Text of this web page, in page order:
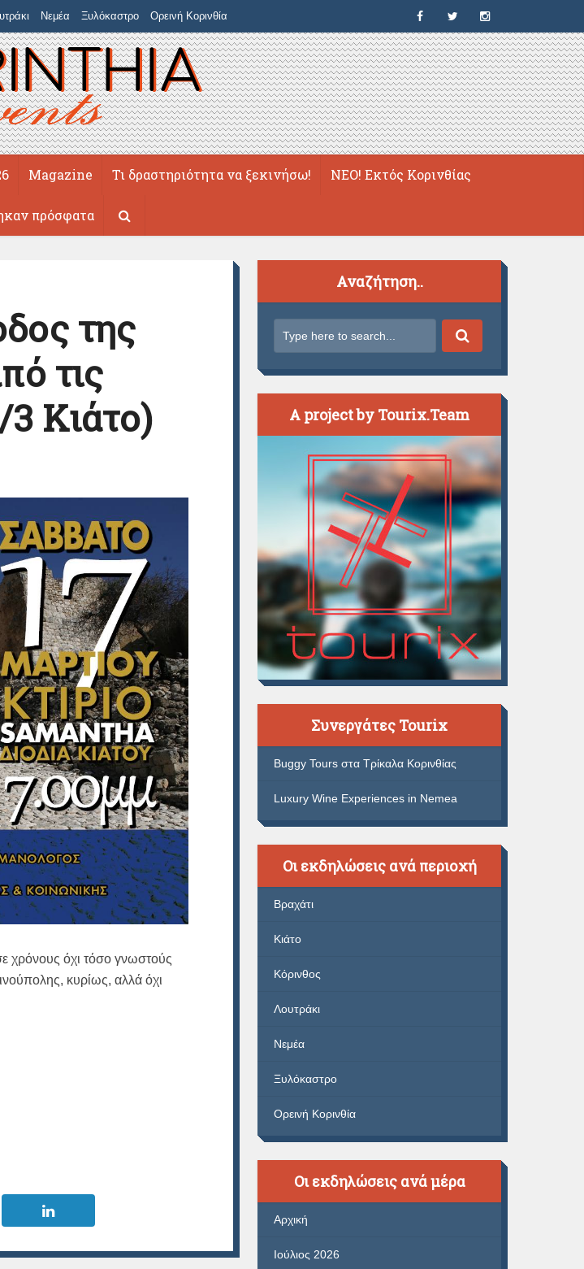
Νεμέα Ξυλόκαστρο Ορεινή Κορινθία
Magazine Τι δραστηριότητα να ξεκινήσω! ΝΕΟ! Εκτός Κορινθίας
πρόσφατα
της
τις
3 Κιάτο)
χρόνους όχι τόσο γνωστούς
κυρίως, αλλά όχι
Αναζήτηση..
A project by Tourix.Team
Συνεργάτες Tourix
Buggy Tours στα Τρίκαλα Κορινθίας
Luxury Wine Experiences in Nemea
Οι εκδηλώσεις ανά περιοχή
Βραχάτι
Κιάτο
Κόρινθος
Λουτράκι
Νεμέα
Ξυλόκαστρο
Ορεινή Κορινθία
Οι εκδηλώσεις ανά μέρα
Αρχική
Ιούλιος 2026